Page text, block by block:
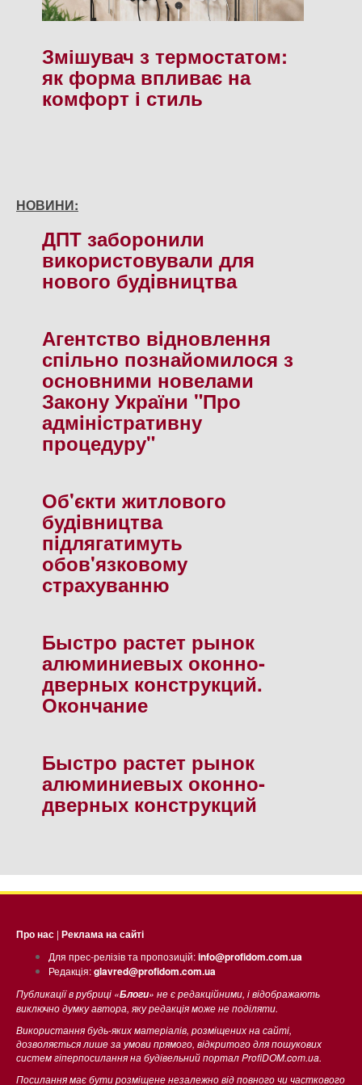
Змішувач з термостатом:
як форма впливає на
комфорт і стиль
НОВИНИ:
ДПТ заборонили
використовували для
нового будiвництва
Агентство вiдновлення
спiльно познайомилося з
основними новелами
Закону України "Про
адмiнiстративну
процедуру"
Об'єкти житлового
будiвництва
пiдлягатимуть
обов'язковому
страхуванню
Быстро растет рынок
алюминиевых оконно-
дверных конструкций.
Окончание
Быстро растет рынок
алюминиевых оконно-
дверных конструкций
Про нас | Реклама на сайті
Для прес-релізів та пропозицій:info@profidom.com.ua
Редакція:glavred@profidom.com.ua
Публикації в рубриці «Блоги» не є редакційними, і відображають
виключно думку автора, яку редакція може не поділяти.
Використання будь-яких матеріалів, розміщених на сайті,
дозволяється лише за умови прямого, відкритого для пошукових
систем гіперпосилання на будівельний портал ProfiDOM.com.ua.
Посилання має бути розміщене незалежно від повного чи часткового